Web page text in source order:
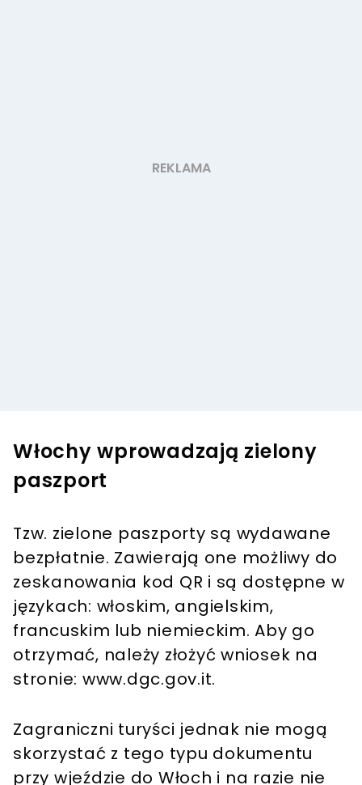
Włochy wprowadzają zielony
paszport
Tzw. zielone paszporty są wydawane
bezpłatnie. Zawierają one możliwy do
zeskanowania kod QR i są dostępne w
językach: włoskim, angielskim,
francuskim lub niemieckim. Aby go
otrzymać, należy złożyć wniosek na
stronie: www.dgc.gov.it.
Zagraniczni turyści jednak nie mogą
skorzystać z tego typu dokumentu
przy wjeździe do Włoch i na razie nie